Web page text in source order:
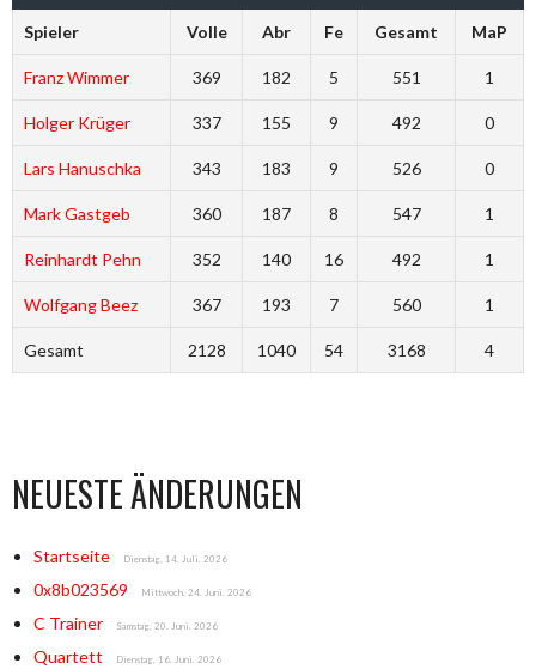
Spieler Volle Abr Fe Gesamt MaP
Franz Wimmer 369 182 5 551 1
Holger Krüger 337 155 9 492 0
Lars Hanuschka 343 183 9 526 0
Mark Gastgeb 360 187 8 547 1
Reinhardt Pehn 352 140 16 492 1
Wolfgang Beez 367 193 7 560 1
Gesamt 2128 1040 54 3168 4
NEUESTE ÄNDERUNGEN
Startseite Dienstag, 14. Juli. 2026
0x8b023569 Mittwoch, 24. Juni. 2026
C Trainer Samstag, 20. Juni. 2026
Quartett Dienstag, 16. Juni. 2026